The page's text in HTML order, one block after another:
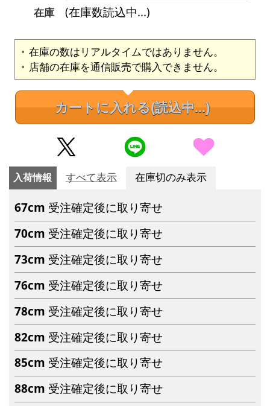
在庫
(在庫数読込中...)
在庫の数はリアルタイムではありません。
店舗の在庫を通信販売で購入できません。
カートに入れる(読込中...)
入荷情報 すべて表示 在庫切のみ表示
67cm 受注確定後に取り寄せ
70cm 受注確定後に取り寄せ
73cm 受注確定後に取り寄せ
76cm 受注確定後に取り寄せ
78cm 受注確定後に取り寄せ
82cm 受注確定後に取り寄せ
85cm 受注確定後に取り寄せ
88cm 受注確定後に取り寄せ